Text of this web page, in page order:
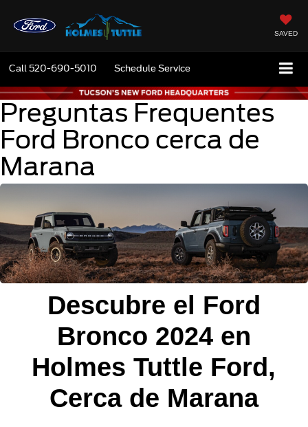
SAVED
Call 520-690-5010 Schedule Service
Preguntas Frequentes
Ford Bronco cerca de
Marana
Descubre el Ford
Bronco 2024 en
Holmes Tuttle Ford,
Cerca de Marana